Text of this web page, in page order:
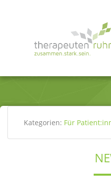
Kategorien: Für